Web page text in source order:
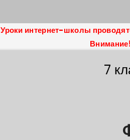
Уроки интернет-школы
7